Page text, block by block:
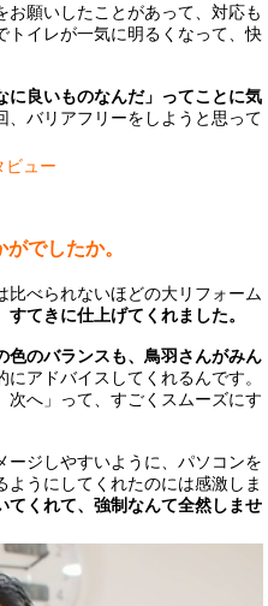
願いしたことがあって、対応も
トイレが一気に明るくなって、快
に良いものなんだ」ってことに気
、バリアフリーをしようと思って
でしたか。
べられないほどの大リフォーム
てきに仕上げてくれました。
色のバランスも、鳥羽さんがみん
にアドバイスしてくれるんです。
次へ」って、すごくスムーズにす
ージしやすいように、パソコンを
うにしてくれたのには感激しま
てくれて、強制なんて全然しませ